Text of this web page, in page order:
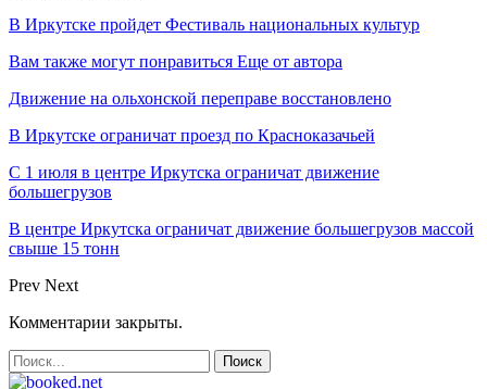
В Иркутске пройдет Фестиваль национальных культур
Вам также могут понравиться Еще от автора
Движение на ольхонской переправе восстановлено
В Иркутске ограничат проезд по Красноказачьей
С 1 июля в центре Иркутска ограничат движение
большегрузов
В центре Иркутска ограничат движение большегрузов массой
свыше 15 тонн
Prev Next
Комментарии закрыты.